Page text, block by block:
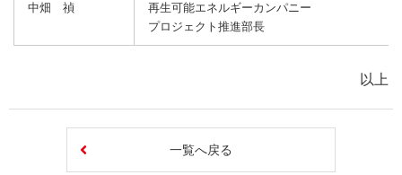
中畑 禎
再生可能エネルギーカンパニー
プロジェクト推進部長
以上
一覧へ戻る